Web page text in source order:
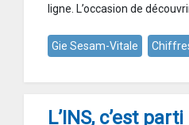
ligne. L’occasion de
Gie Sesam-Vitale
L’INS, c’est parti